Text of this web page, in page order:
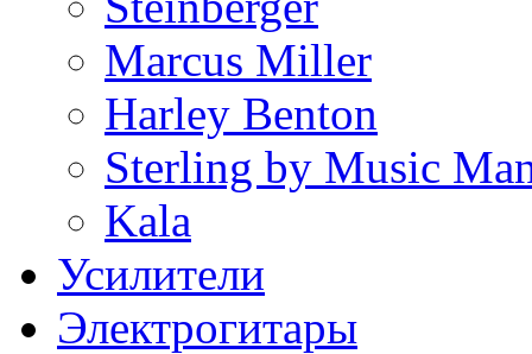
Marcus Miller
Harley Benton
Sterling by Music
Kala
Усилители
Электрогитары